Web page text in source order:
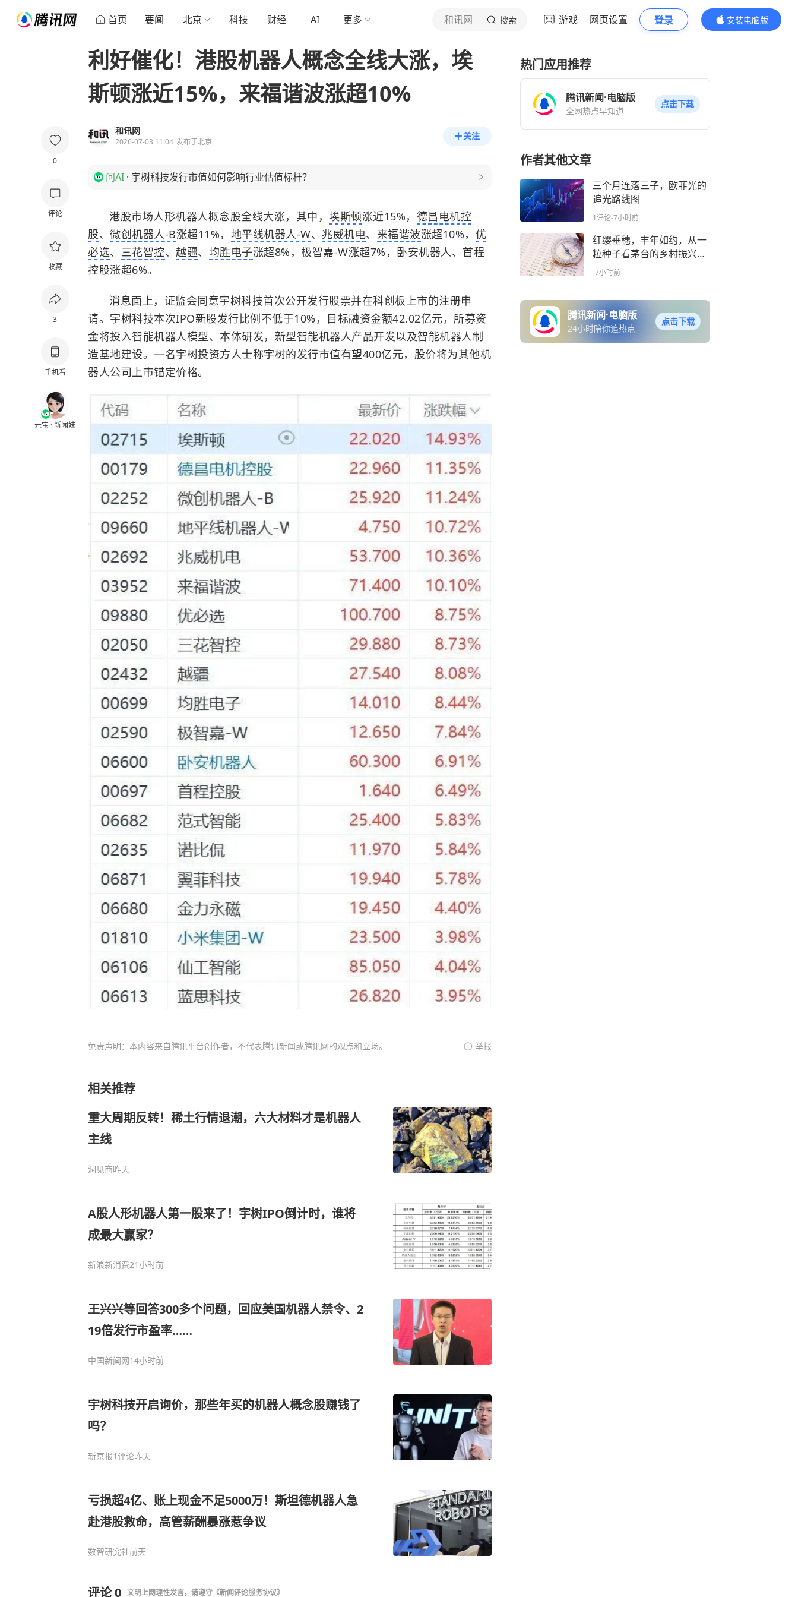
首页 要闻 北京 科技 财经 AI 更多 和讯网 搜索 游戏 网页设置 登录
安装电脑版
内容更精彩
0
评论
收藏
3
手机看
元宝 · 新闻妹
利好催化！港股机器人概念全线大涨，埃
斯顿涨近15%，来福谐波涨超10%
和讯网
2026-07-03 11:04 发布于北京
关注
问AI · 宇树科技发行市值如何影响行业估值标杆？
港股市场人形机器人概念股全线大涨，其中， 埃斯顿涨近15%， 德昌电机控
股、 微创机器人-B涨超11%， 地平线机器人-W、 兆威机电、 来福谐波涨超10%， 优
必选、 三花智控、 越疆、 均胜电子涨超8%，极智嘉-W涨超7%，卧安机器人、首程
控股涨超6%。
消息面上，证监会同意宇树科技首次公开发行股票并在科创板上市的注册申
请。宇树科技本次IPO新股发行比例不低于10%，目标融资金额42.02亿元，所募资
金将投入智能机器人模型、本体研发，新型智能机器人产品开发以及智能机器人制
造基地建设。一名宇树投资方人士称宇树的发行市值有望400亿元，股价将为其他机
器人公司上市锚定价格。
免责声明：本内容来自腾讯平台创作者，不代表腾讯新闻或腾讯网的观点和立场。 举报
相关推荐
重大周期反转！稀土行情退潮，六大材料才是机器人
主线
洞见商昨天
A股人形机器人第一股来了！宇树IPO倒计时，谁将
成最大赢家？
新浪新消费21小时前
王兴兴等回答300多个问题，回应美国机器人禁令、2
19倍发行市盈率……
中国新闻网14小时前
宇树科技开启询价，那些年买的机器人概念股赚钱了
吗？
新京报1评论昨天
亏损超4亿、账上现金不足5000万！斯坦德机器人急
赴港股救命，高管薪酬暴涨惹争议
数智研究社前天
评论0 文明上网理性发言，请遵守 《新闻评论服务协议》
热门应用推荐
腾讯新闻·电脑版
全网热点早知道
点击下载
作者其他文章
三个月连落三子，欧菲光的
追光路线图
1评论-7小时前
红缨垂穗，丰年如约，从一
粒种子看茅台的乡村振兴实
践与ESG担当
-7小时前
腾讯新闻·电脑版
24小时陪你追热点
点击下载